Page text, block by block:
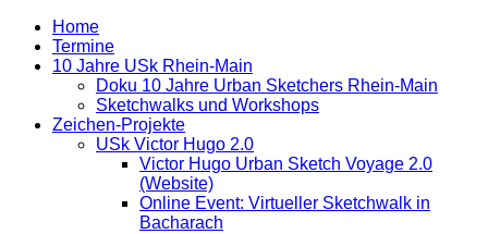
Home
Termine
10 Jahre USk Rhein-Main
Doku 10 Jahre Urban Sketchers Rhein-Main
Sketchwalks und Workshops
Zeichen-Projekte
USk Victor Hugo 2.0
Victor Hugo Urban Sketch Voyage 2.0
(Website)
Online Event: Virtueller Sketchwalk in
Bacharach